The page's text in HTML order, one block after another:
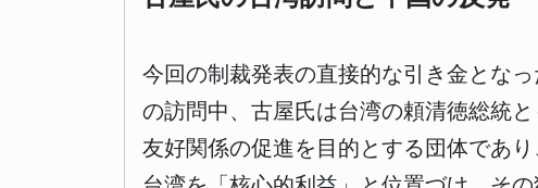
今回の制裁発表の直接的な引き金とな
の訪問中、古屋氏は台湾の頼清徳総統
友好関係の促進を目的とする団体であ